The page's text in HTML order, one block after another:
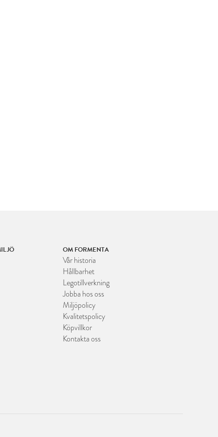
OM FORMENTA
Vår historia
Hållbarhet
Legotillverkning
Jobba hos oss
Miljöpolicy
Kvalitetspolicy
Köpvillkor
Kontakta oss